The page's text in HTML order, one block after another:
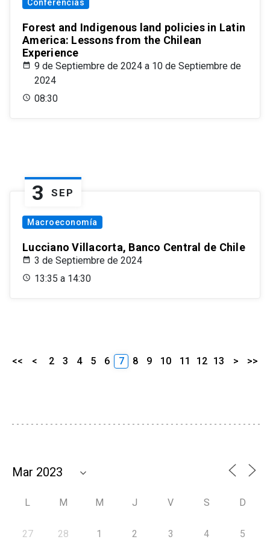
Conferencias
Forest and Indigenous land policies in Latin
America: Lessons from the Chilean
Experience
9 de Septiembre de 2024 a 10 de Septiembre de
2024
08:30
3 SEP
Macroeconomía
Lucciano Villacorta, Banco Central de Chile
3 de Septiembre de 2024
13:35 a 14:30
<< < 2 3 4 5 6 7 8 9 10 11 12 13 > >>
L M M J V S D
27 28 1 2 3 4 5